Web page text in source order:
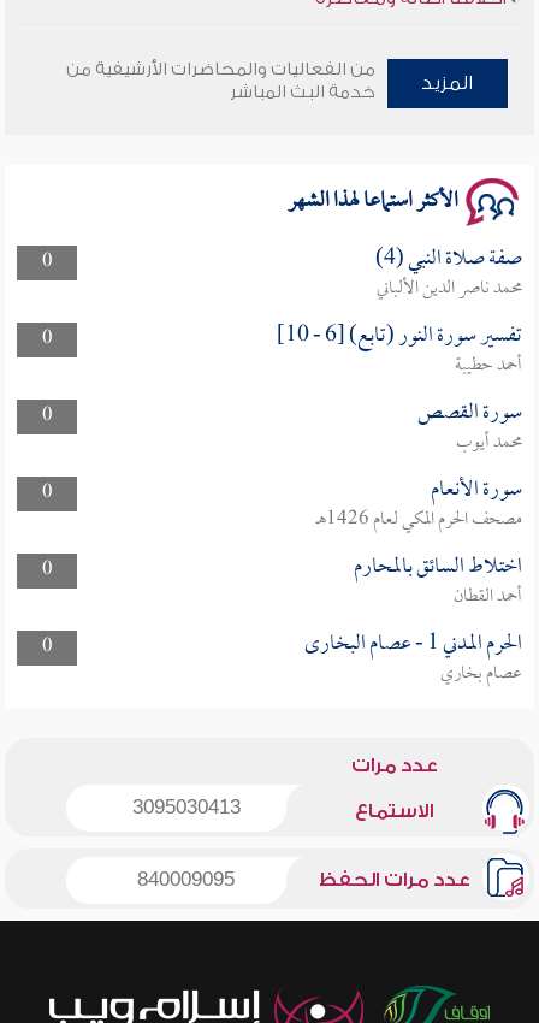
سلسلة محاضرات نفحات رمضانية 1444هـ
المزيد
من الفعاليات والمحاضرات الأرشيفية من
خدمة البث المباشر
الأكثر استماعا لهذا الشهر
0 صفة صلاة النبي (4)
محمد ناصر الدين الألباني
0
تفسير سورة النور (تابع) [6 - 10]
أحمد حطيبة
0
سورة القصص
محمد أيوب
0
سورة الأنعام
مصحف الحرم المكي لعام 1426هـ
0
اختلاط السائق بالمحارم
أحمد القطان
0
الحرم المدني 1 - عصام البخارى
عصام بخاري
عدد مرات
الاستماع 3095030413
عدد مرات الحفظ 840009095